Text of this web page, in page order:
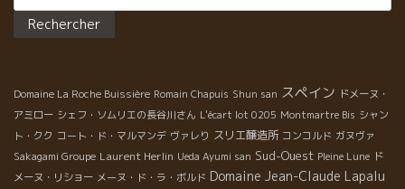
Domaine La Roche Buissière Romain Chapuis Shun san スペイン ドメーヌ・
アミロー シェフ・ソムリエの長谷川さん L'écart lot 0205 Montmartre Bis シャン
ト・クク コート・ド・マルマンデ ヴァレり スリエ醸造所 コンコルド ガヌヴァ
Sakagami Groupe Laurent Herlin Ueda Ayumi san Sud-Ouest Pleine Lune ド
メーヌ・リショー メーヌ・ド・ラ・ボルド Domaine Jean-Claude Lapalu